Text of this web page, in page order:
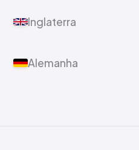
Inglaterra
Alemanha